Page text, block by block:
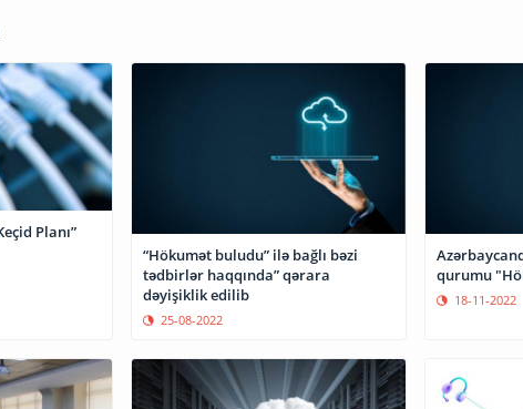
Planı”
“Hökumət buludu” ilə bağlı bəzi
tədbirlər haqqında” qərara
dəyişiklik edilib
25-08-2022
qurumu
18-11-2022